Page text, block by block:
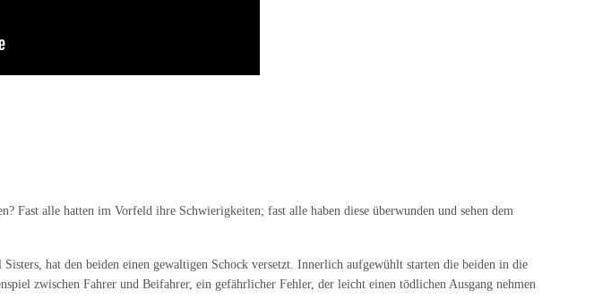
Fast alle hatten im Vorfeld ihre Schwierigkeiten; fast alle haben diese überwunden und sehen dem
hat den beiden einen gewaltigen Schock versetzt. Innerlich aufgewühlt starten die beiden in die
zwischen Fahrer und Beifahrer, ein gefährlicher Fehler, der leicht einen tödlichen Ausgang nehmen